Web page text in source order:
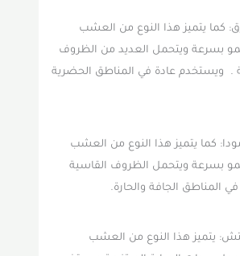
كما يتميز هذا النوع من العشب
بسرعة ويتحمل العديد من الظروف
. ويستخدم عادة في المناطق الحضرية
كما يتميز هذا النوع من العشب
بسرعة ويتحمل الظروف القاسية
المناطق الجافة والحارة.
يتميز هذا النوع من العشب